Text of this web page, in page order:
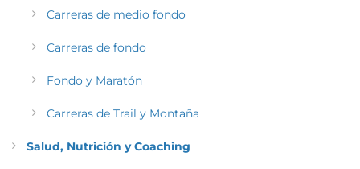
Carreras de medio fondo
Carreras de fondo
Fondo y Maratón
Carreras de Trail y Montaña
Salud, Nutrición y Coaching